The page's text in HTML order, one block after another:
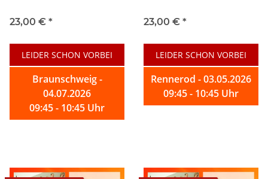
23,00 € *
LEIDER SCHON VORBEI
Braunschweig -
04.07.2026
09:45 - 10:45 Uhr
23,00 € *
LEIDER SCHON VORBEI
Rennerod - 03.05.2026
09:45 - 10:45 Uhr